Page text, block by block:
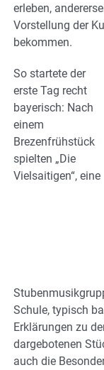
erleben,
Vorstellung der
bekommen.
So startete der
erste Tag recht
bayerisch: Nach
einem
Brezenfrühstück
spielten „Die
Vielsaitigen“, eine
Schule, typisch
Erklärungen zu
dargebotenen
auch die